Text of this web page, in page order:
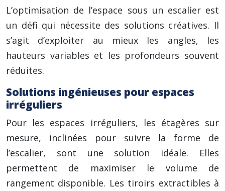
L’optimisation de l’espace sous un escalier est
un défi qui nécessite des solutions créatives. Il
s’agit d’exploiter au mieux les angles, les
hauteurs variables et les profondeurs souvent
réduites.
Solutions ingénieuses pour espaces
irréguliers
Pour les espaces irréguliers, les étagères sur
mesure, inclinées pour suivre la forme de
l’escalier, sont une solution idéale. Elles
permettent de maximiser le volume de
rangement disponible. Les tiroirs extractibles à